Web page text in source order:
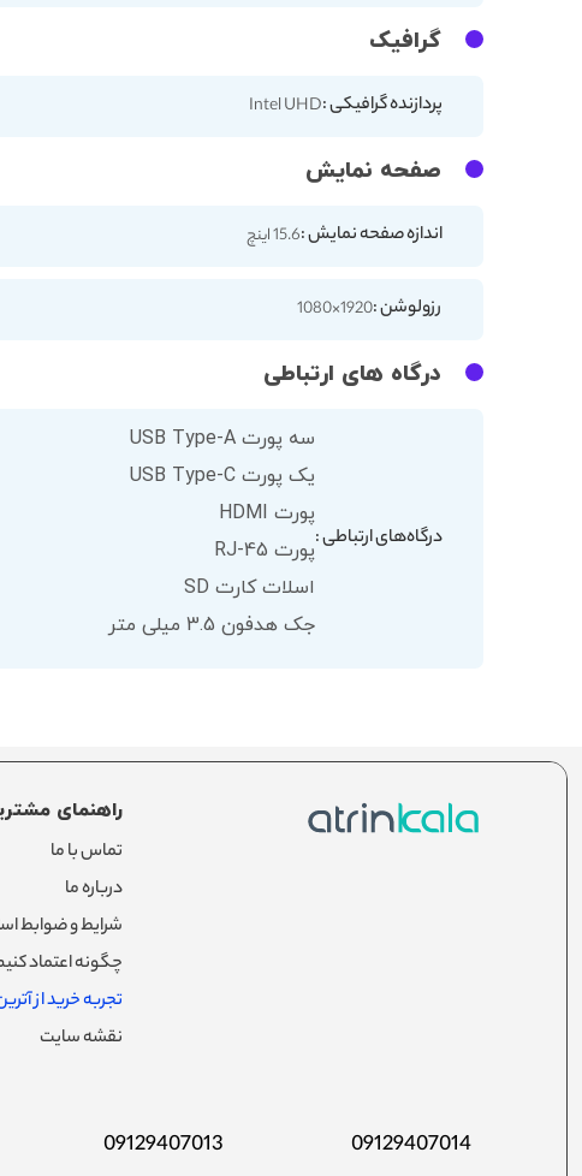
گرافیک
پردازنده گرافیکی :Intel UHD
صفحه نمایش
اندازه صفحه نمایش :15.6 اینچ
رزولوشن :1920×1080
درگاه های ارتباطی
درگاه‌های ارتباطی :
سه پورت USB Type-A
یک پورت USB Type-C
پورت HDMI
پورت RJ-45
اسلات کارت SD
جک هدفون 3.5 میلی متر
راهنمای
تماس با ما
درباره ما
شرایط و ضوابط
چگونه اعتماد
تجربه خرید از
نقشه سایت
09129407014
09129407013